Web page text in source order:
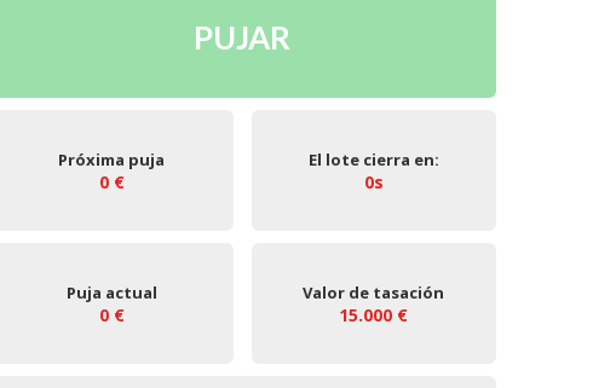
PUJAR
Próxima puja
0 €
El lote cierra en:
0s
Puja actual
0 €
Valor de tasación
15.000 €